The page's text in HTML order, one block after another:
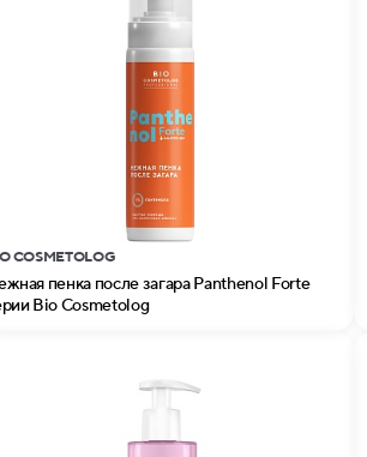
COSMETOLOG
пенка после загара Panthenol Forte
Bio Cosmetolog